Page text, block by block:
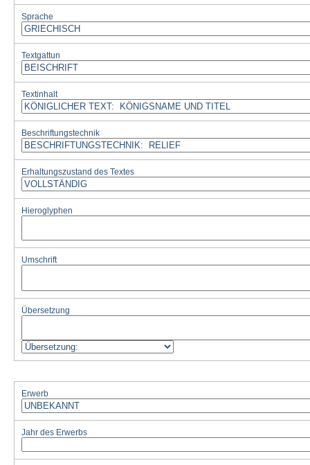
Sprache
Textgattun
Textinhalt
Beschriftungstechnik
Erhaltungszustand des Textes
Hieroglyphen
Umschrift
Übersetzung
Erwerb
Jahr des Erwerbs